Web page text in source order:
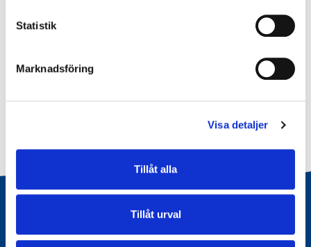
Statistik
Marknadsföring
Visa detaljer
Tillåt alla
Tillåt urval
1 december 2016